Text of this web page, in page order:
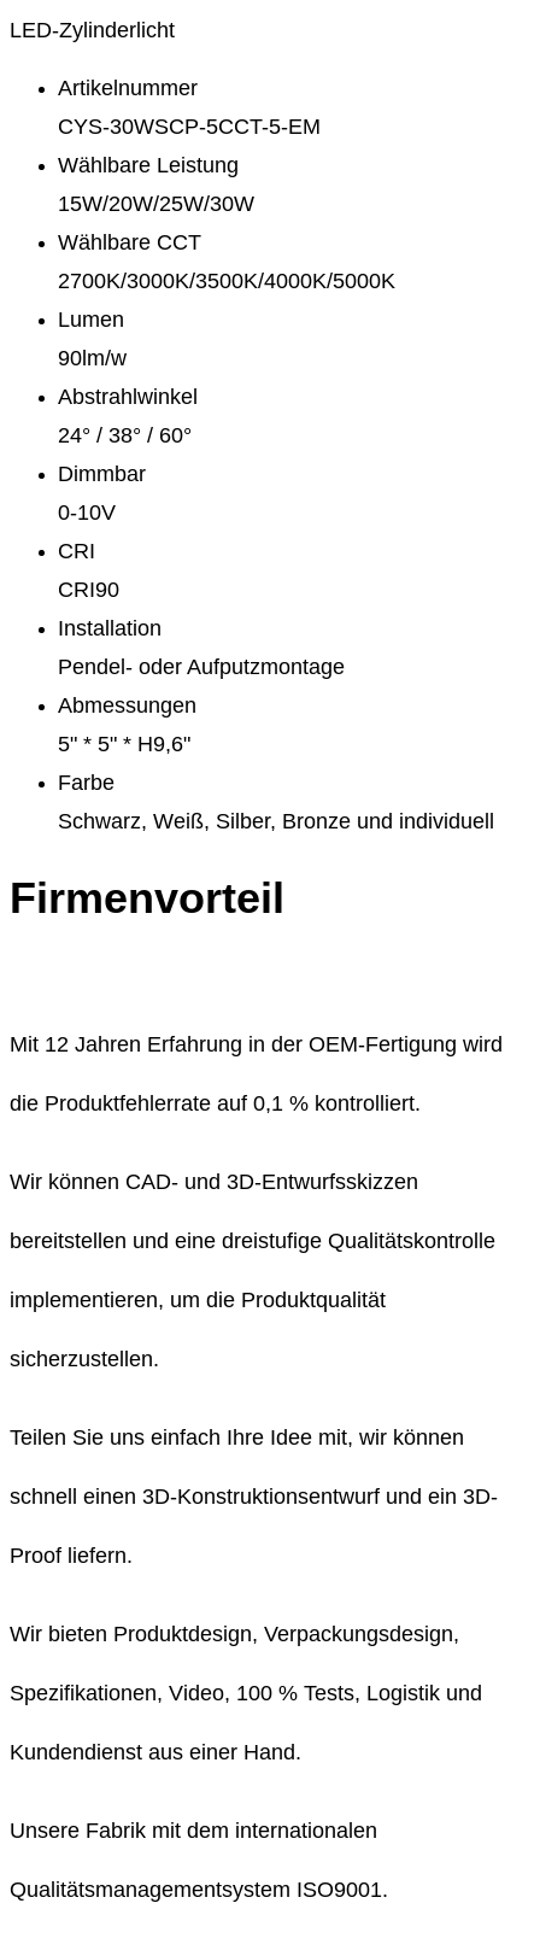
LED-Zylinderlicht
Artikelnummer
CYS-30WSCP-5CCT-5-EM
Wählbare Leistung
15W/20W/25W/30W
Wählbare CCT
2700K/3000K/3500K/4000K/5000K
Lumen
90lm/w
Abstrahlwinkel
24° / 38° / 60°
Dimmbar
0-10V
CRI
CRI90
Installation
Pendel- oder Aufputzmontage
Abmessungen
5" * 5" * H9,6"
Farbe
Schwarz, Weiß, Silber, Bronze und individuell
Firmenvorteil
Mit 12 Jahren Erfahrung in der OEM-Fertigung wird
die Produktfehlerrate auf 0,1 % kontrolliert.
Wir können CAD- und 3D-Entwurfsskizzen
bereitstellen und eine dreistufige Qualitätskontrolle
implementieren, um die Produktqualität
sicherzustellen.
Teilen Sie uns einfach Ihre Idee mit, wir können
schnell einen 3D-Konstruktionsentwurf und ein 3D-
Proof liefern.
Wir bieten Produktdesign, Verpackungsdesign,
Spezifikationen, Video, 100 % Tests, Logistik und
Kundendienst aus einer Hand.
Unsere Fabrik mit dem internationalen
Qualitätsmanagementsystem ISO9001.